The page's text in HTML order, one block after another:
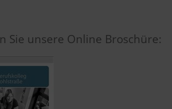
Sie unsere Online Broschüre: